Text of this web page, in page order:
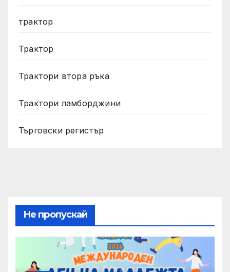
трактор
Трактор
Трактори втора ръка
Трактори ламборджини
Търговски регистър
Не пропускай